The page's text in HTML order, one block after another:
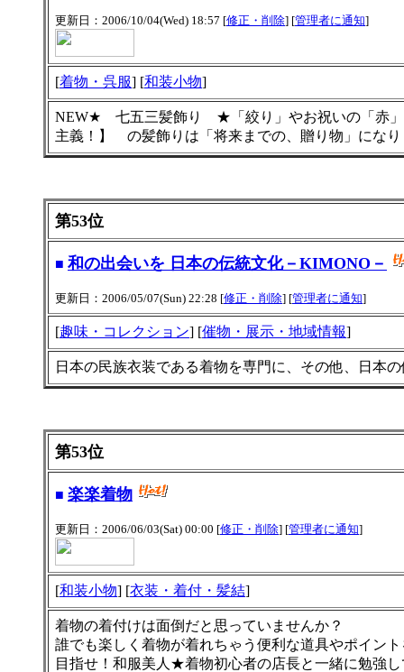
更新日：2006/10/04(Wed) 18:57 [修正・削除] [管理者に通知]
[着物・呉服] [和装小物]
NEW★ 七五三髪飾り ★「絞り」やお祝いの「赤
主義！】 の髪飾りは「将来までの、贈り物」になり
第53位
■ 和の出会いを 日本の伝統文化－KIMONO－
更新日：2006/05/07(Sun) 22:28 [修正・削除] [管理者に通知]
[趣味・コレクション] [催物・展示・地域情報]
日本の民族衣装である着物を専門に、その他、日本
第53位
■ 楽楽着物
更新日：2006/06/03(Sat) 00:00 [修正・削除] [管理者に通知]
[和装小物] [衣装・着付・髪結]
着物の着付けは面倒だと思っていませんか？
誰でも楽しく着物が着れちゃう便利な道具やポイン
目指せ！和服美人★着物初心者の店長と一緒に勉強